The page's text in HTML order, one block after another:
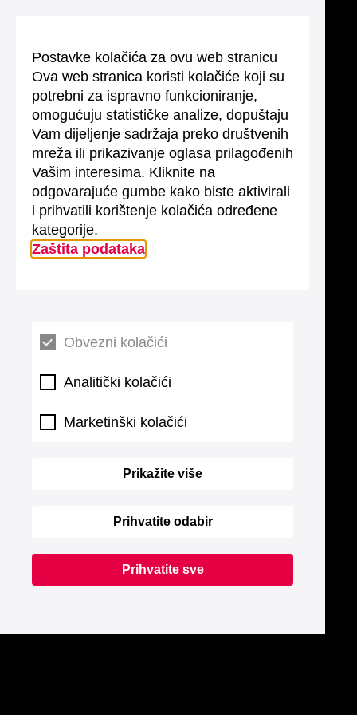
Postavke kolačića za ovu web stranicu
Ova web stranica koristi kolačiće koji su
potrebni za ispravno funkcioniranje,
omogućuju statističke analize, dopuštaju
Vam dijeljenje sadržaja preko društvenih
mreža ili prikazivanje oglasa prilagođenih
Vašim interesima. Kliknite na
odgovarajuće gumbe kako biste aktivirali
i prihvatili korištenje kolačića određene
kategorije.
Zaštita podataka
Obvezni kolačići
Analitički kolačići
Marketinški kolačići
Prikažite više
Prihvatite odabir
Prihvatite sve